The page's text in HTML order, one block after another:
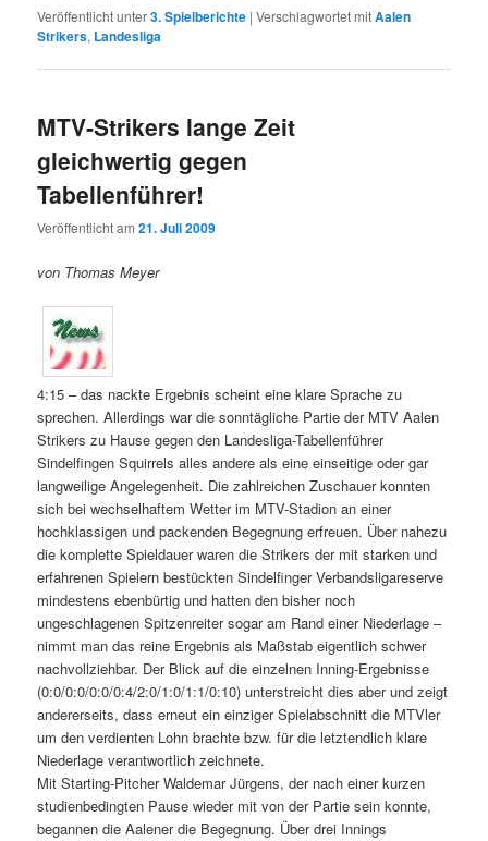
Veröffentlicht unter3. Spielberichte |Verschlagwortet mitAalen
Strikers, Landesliga
MTV-Strikers lange Zeit
gleichwertig gegen
Tabellenführer!
Veröffentlicht am21. Juli 2009
von Thomas Meyer
4:15 – das nackte Ergebnis scheint eine klare Sprache zu
sprechen. Allerdings war die sonntägliche Partie der MTV Aalen
Strikers zu Hause gegen den Landesliga-Tabellenführer
Sindelfingen Squirrels alles andere als eine einseitige oder gar
langweilige Angelegenheit. Die zahlreichen Zuschauer konnten
sich bei wechselhaftem Wetter im MTV-Stadion an einer
hochklassigen und packenden Begegnung erfreuen. Über nahezu
die komplette Spieldauer waren die Strikers der mit starken und
erfahrenen Spielern bestückten Sindelfinger Verbandsligareserve
mindestens ebenbürtig und hatten den bisher noch
ungeschlagenen Spitzenreiter sogar am Rand einer Niederlage –
nimmt man das reine Ergebnis als Maßstab eigentlich schwer
nachvollziehbar. Der Blick auf die einzelnen Inning-Ergebnisse
(0:0/0:0/0:0/0:4/2:0/1:0/1:1/0:10) unterstreicht dies aber und zeigt
andererseits, dass erneut ein einziger Spielabschnitt die MTVler
um den verdienten Lohn brachte bzw. für die letztendlich klare
Niederlage verantwortlich zeichnete.
Mit Starting-Pitcher Waldemar Jürgens, der nach einer kurzen
studienbedingten Pause wieder mit von der Partie sein konnte,
begannen die Aalener die Begegnung. Über drei Innings